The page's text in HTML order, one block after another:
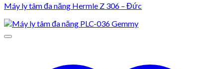
Máy ly tâm đa năng Hermle Z 306 – Đức